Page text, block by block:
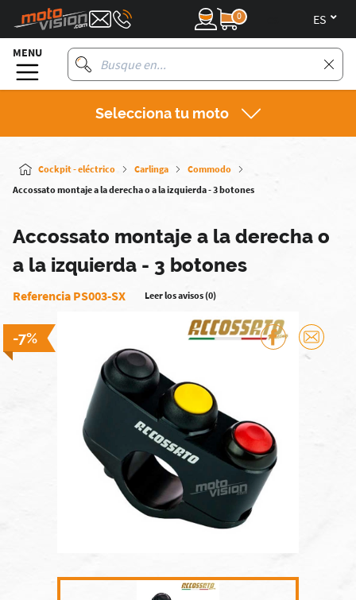
0
MENU
Selecciona tu moto
Cockpit - eléctrico Carlinga
Commodo
Accossato montaje a la derecha o a la izquierda - 3 botones
Accossato montaje a la derecha o
a la izquierda - 3 botones
Referencia PS003-SX Leer los avisos (0)
-7%